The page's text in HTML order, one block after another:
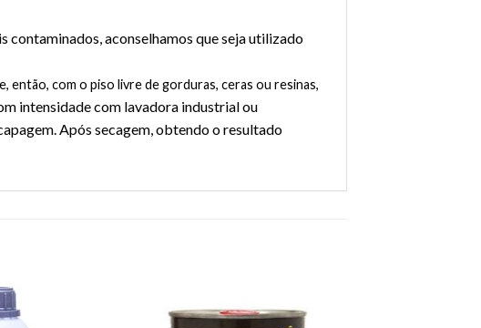
contaminados, aconselhamos que seja utilizado
então, com o piso livre de gorduras, ceras ou resinas,
intensidade com lavadora industrial ou
Após secagem, obtendo o resultado